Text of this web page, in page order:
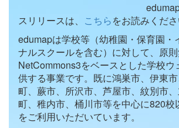
スリリースは、 こちらをお読みくださ
edumapは学校等（幼稚園・保育園・
ナルスクールを含む）に対して、原
NetCommons3をベースとした学校ウ
供する事業です。既に鴻巣市、伊東
町、蕨市、所沢市、芦屋市、紋別市
町、稚内市、桶川市等を中心に820校
をご利用いただいています。